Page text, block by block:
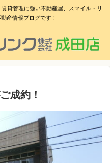
貸管理に強い不動産屋、スマイル・リ
産情報ブログです！
成約！